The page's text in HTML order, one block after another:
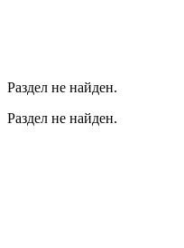
Раздел не найден.
Раздел не найден.